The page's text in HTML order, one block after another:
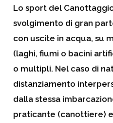
Lo sport del
svolgimento di gran
con uscite in acqua, su
(laghi, fiumi o bacini
o multipli. Nel caso di
distanziamento
dalla stessa
praticante (canottiere)